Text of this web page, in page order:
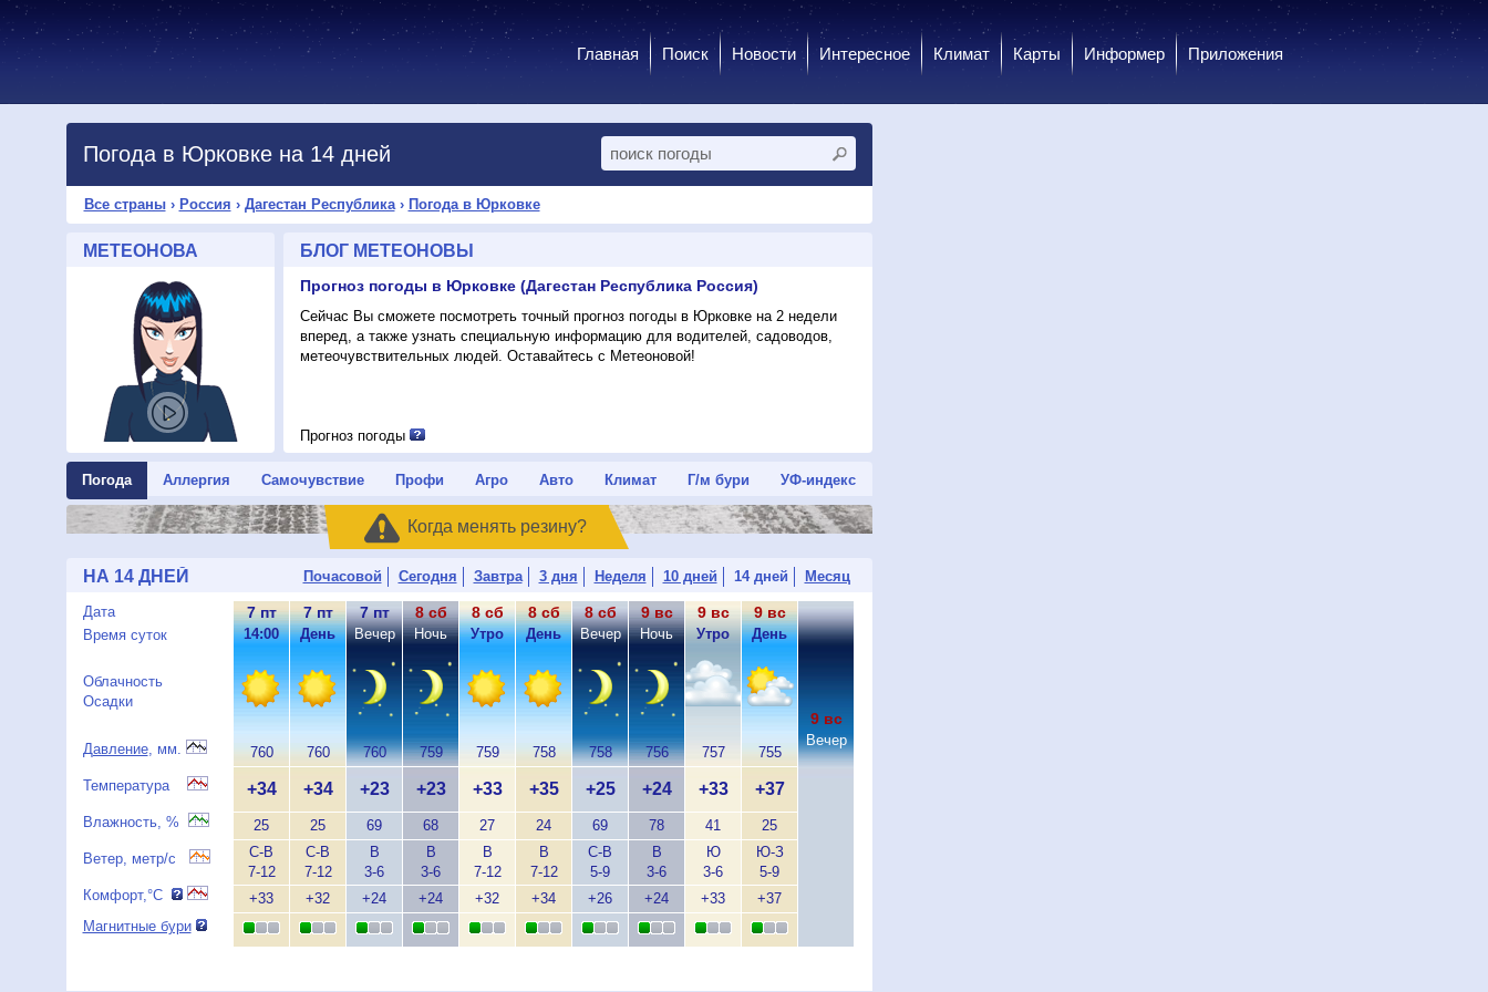
Главная Поиск Новости Интересное Климат Карты Информер Приложения
Погода в Юрковке на 14 дней
Все страны› Россия › Дагестан Республика› Погода в Юрковке
МЕТЕОНОВА БЛОГ МЕТЕОНОВЫ
Прогноз погоды в Юрковке (Дагестан Республика Россия)
Сейчас Вы сможете посмотреть точный прогноз погоды в Юрковке на 2 недели
вперед, а также узнать специальную информацию для водителей, садоводов,
метеочувствительных людей. Оставайтесь с Метеоновой!
Прогноз погоды
Погода Аллергия Самочувствие Профи Агро Авто Климат Г/м бури УФ-индекс
Когда менять резинy?
НА 14 ДНЕЙ Почасовой Сегодня Завтра 3 дня Неделя 10 дней 14 дней Месяц
Дата
Время суток
Облачность
Осадки
Давление, мм.
Температура
Влажность, %
Ветер, метр/с
Комфорт,°C
Магнитные бури
7 пт
14:00
760
+34
25
С-В
7-12
+33
7 пт
День
760
+34
25
С-В
7-12
+32
7 пт
Вечер
760
+23
69
В
3-6
+24
8 сб
Ночь
759
+23
68
В
3-6
+24
8 сб
Утро
759
+33
27
В
7-12
+32
8 сб
День
758
+35
24
В
7-12
+34
8 сб
Вечер
758
+25
69
С-В
5-9
+26
9 вс
Ночь
756
+24
78
В
3-6
+24
9 вс
Утро
757
+33
41
Ю
3-6
+33
9 вс
День
755
+37
25
Ю-З
5-9
+37
9 вс
Вечер